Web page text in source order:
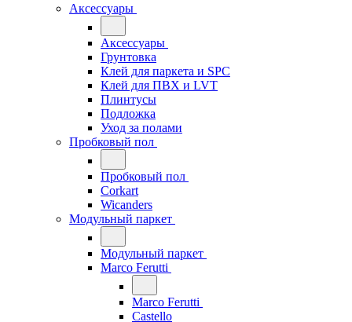
Аксессуары
Аксессуары
Грунтовка
Клей для паркета и SPC
Клей для ПВХ и LVT
Плинтусы
Подложка
Уход за полами
Пробковый пол
Пробковый пол
Corkart
Wicanders
Модульный паркет
Модульный паркет
Marco Ferutti
Marco Ferutti
Castello